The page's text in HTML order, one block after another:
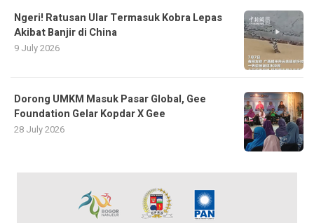
Ngeri! Ratusan Ular Termasuk Kobra Lepas
Akibat Banjir di China
9 July 2026
Dorong UMKM Masuk Pasar Global, Gee
Foundation Gelar Kopdar X Gee
28 July 2026